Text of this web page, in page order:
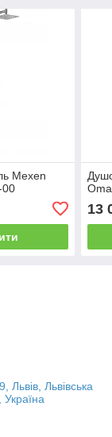
Mexen
00
13
Львівська